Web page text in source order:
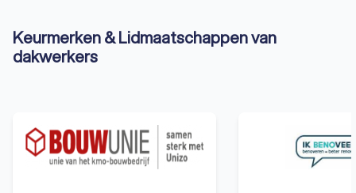
Keurmerken & Lidmaatschappen van
dakwerkers